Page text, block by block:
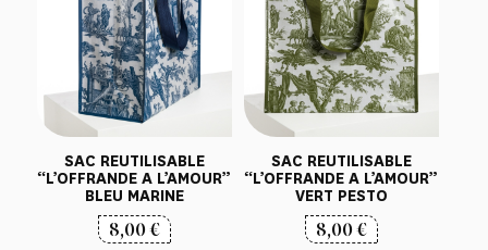
SAC REUTILISABLE
“L’OFFRANDE A L’AMOUR”
BLEU MARINE
8,00€
SAC REUTILISABLE
“L’OFFRANDE A L’AMOUR”
VERT PESTO
8,00€